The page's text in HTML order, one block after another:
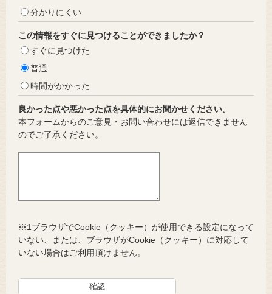
分かりにくい
この情報をすぐに見つけることができましたか？
すぐに見つけた
普通
時間がかかった
良かった点や悪かった点を具体的にお聞かせください。
本フォームからのご意見・お問い合わせには返信できません
のでご了承ください。
※1ブラウザでCookie（クッキー）が使用できる設定になって
いない、または、ブラウザがCookie（クッキー）に対応して
いない場合はご利用頂けません。